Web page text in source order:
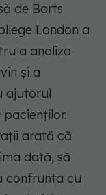
de Barts
London a
a analiza
şi a
ajutorul
arată că
dată, să
confrunta cu